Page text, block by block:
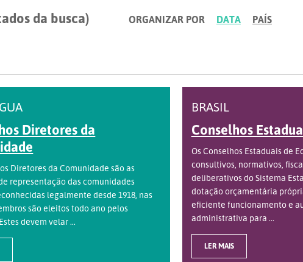
da busca) ORGANIZAR POR DATA PAÍS
Diretores da
Diretores da Comunidade são as
representação das comunidades
legalmente desde 1918, nas
são eleitos todo ano pelos
devem velar ...
BRASIL
Conselhos
Os Conselhos Estaduais de
consultivos, normativos,
deliberativos do Sistema
dotação orçamentária
eficiente funcionamento e
administrativa para ...
LER MAIS